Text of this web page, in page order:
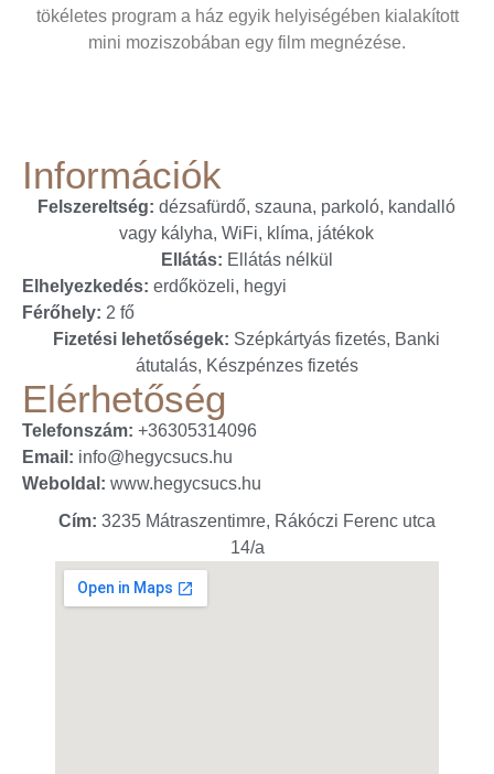
tökéletes program a ház egyik helyiségében kialakított
mini moziszobában egy film megnézése.
Információk
Felszereltség: dézsafürdő, szauna, parkoló, kandalló
vagy kályha, WiFi, klíma, játékok
Ellátás: Ellátás nélkül
Elhelyezkedés: erdőközeli, hegyi
Férőhely: 2 fő
Fizetési lehetőségek: Szépkártyás fizetés, Banki
átutalás, Készpénzes fizetés
Elérhetőség
Telefonszám: +36305314096
Email: info@hegycsucs.hu
Weboldal: www.hegycsucs.hu
Cím: 3235 Mátraszentimre, Rákóczi Ferenc utca
14/a